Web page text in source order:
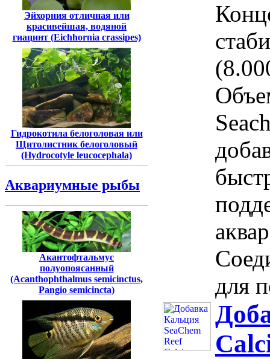
Эйхорния отличная или
красивейшая, водяной
гиацинт (Eichhornia crassipes)
Гидрокотила белоголовая или
Щитолистник белоголовый
(Hydrocotyle leucocephala)
Аквариумные рыбы
Акантофтальмус
полуопоясанный
(Acanthophthalmus semicinctus,
Pangio semicincta)
для